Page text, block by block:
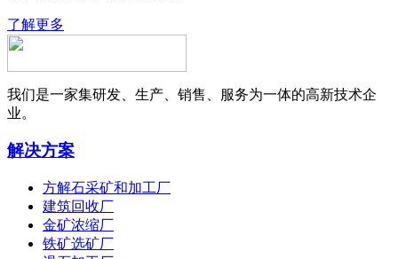
了解更多
我们是一家集研发、生产、销售、服务为一体的高新技术企
业。
解决方案
方解石采矿和加工厂
建筑回收厂
金矿浓缩厂
铁矿选矿厂